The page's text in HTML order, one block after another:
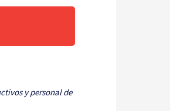
y personal de